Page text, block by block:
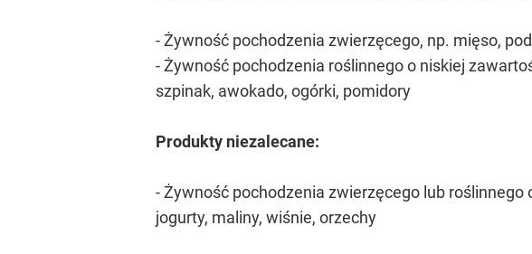
- Żywność pochodzenia zwierzęcego, np. mięso,
- Żywność pochodzenia roślinnego o niskiej
szpinak, awokado, ogórki, pomidory
Produkty niezalecane:
- Żywność pochodzenia zwierzęcego lub
jogurty, maliny, wiśnie, orzechy